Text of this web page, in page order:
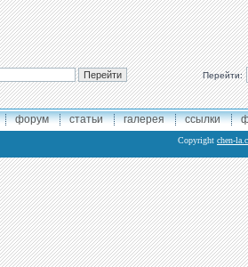
Перейти:
форум статьи галерея ссылки
Copyright chen-